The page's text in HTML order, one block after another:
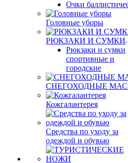
Очки
Головные уборы
РЮКЗАКИ И СУМКИ
Рюкзаки и сумки
спортивные и
городские
СНЕГОХОДНЫЕ
Кожгалантерея
Средства по уходу за
одеждой и обувью